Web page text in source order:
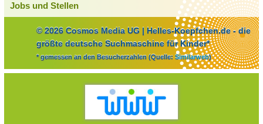
Jobs und Stellen
© 2026 Cosmos Media UG | Helles-Koepfchen.de - die
größte deutsche Suchmaschine für Kinder*
* gemessen an den Besucherzahlen (Quelle: Similarweb)